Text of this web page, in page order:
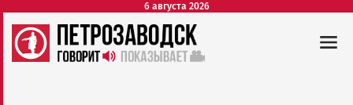
6 августа 2026